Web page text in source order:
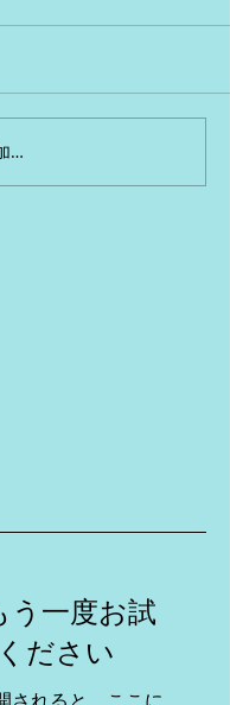
…
う一度お試
ださい